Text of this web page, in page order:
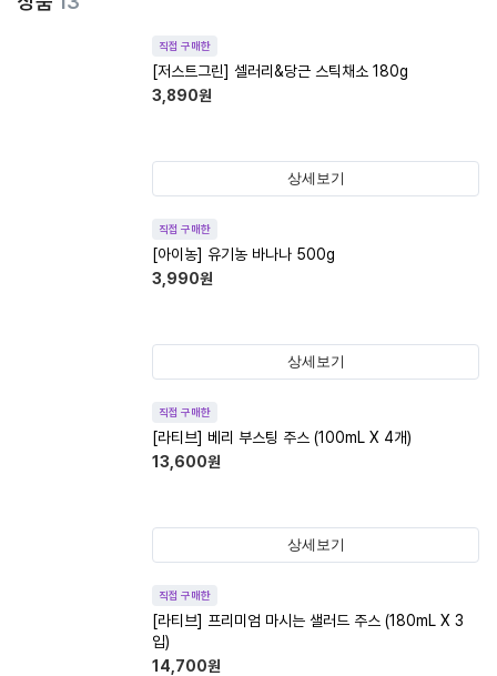
직접 구매한
[저스트그린] 셀러리&당근 스틱채소 180g
3,890원
상세보기
직접 구매한
[아이농] 유기농 바나나 500g
3,990원
상세보기
직접 구매한
[라티브] 베리 부스팅 주스 (100mL X 4개)
13,600원
상세보기
직접 구매한
[라티브] 프리미엄 마시는 샐러드 주스 (180mL X 3
입)
14,700원